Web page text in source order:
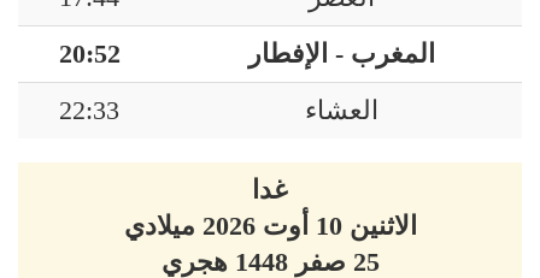
المغرب - الإفطار
20:52
العشاء
22:33
غدا
الاثنين 10 أوت 2026 ميلادي
25 صفر 1448 هجري